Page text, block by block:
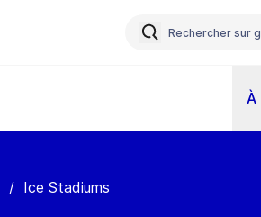
À
/ Ice Stadiums